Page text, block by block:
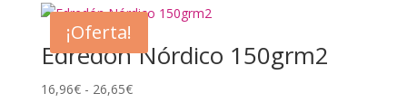
¡Oferta!
Edredón Nórdico 150grm2
16,96€ - 26,65€Rango